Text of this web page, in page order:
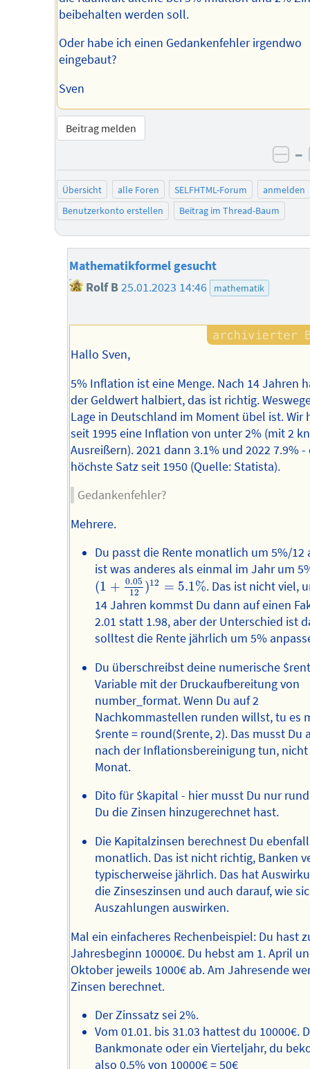
beibehalten werden soll.
Oder habe ich einen Gedankenfehler irgendwo
eingebaut?
Sven
Beitrag melden
–
Übersicht alle Foren SELFHTML-Forum
anmelden
Benutzerkonto erstellen
Beitrag im Thread-Baum
Mathematikformel gesucht
Rolf B 25.01.2023 14:46 mathematik
Hallo Sven,
5% Inflation ist eine Menge. Nach 14 Jahren
der Geldwert halbiert, das ist richtig.
Lage in Deutschland im Moment übel ist. Wir
seit 1995 eine Inflation von unter 2% (mit 2
Ausreißern). 2021 dann 3.1% und 2022 7.9% -
höchste Satz seit 1950 (Quelle: Statista).
Gedankenfehler?
Mehrere.
Du passt die Rente monatlich um 5%/12
ist was anderes als einmal im Jahr um
(1 + 0.05
12
)12 = 5.1%
(1+0.0512)12=5.1%
. Das ist nicht viel,
14 Jahren kommst Du dann auf einen
2.01 statt 1.98, aber der Unterschied ist
solltest die Rente jährlich um 5%
Du überschreibst deine numerische
Variable mit der Druckaufbereitung von
number_format. Wenn Du auf 2
Nachkommastellen runden willst, tu es
$rente = round($rente, 2). Das musst Du
nach der Inflationsbereinigung tun,
Monat.
Dito für $kapital - hier musst Du nur
Du die Zinsen hinzugerechnet hast.
Die Kapitalzinsen berechnest Du
monatlich. Das ist nicht richtig, Banken
typischerweise jährlich. Das hat
die Zinseszinsen und auch darauf, wie
Auszahlungen auswirken.
Mal ein einfacheres Rechenbeispiel: Du hast
Jahresbeginn 10000€. Du hebst am 1. April
Oktober jeweils 1000€ ab. Am Jahresende
Zinsen berechnet.
Der Zinssatz sei 2%.
Vom 01.01. bis 31.03 hattest du 10000€.
Bankmonate oder ein Vierteljahr, du
also 0,5% von 10000€ = 50€